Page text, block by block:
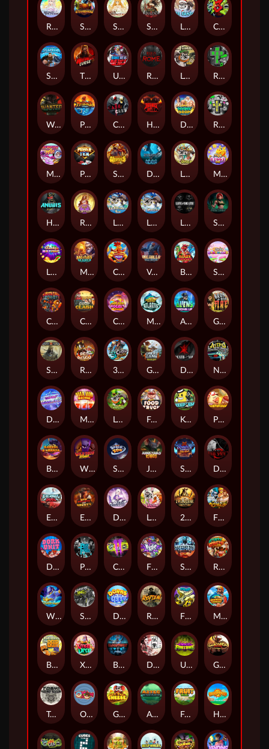
RAINBOW PRINCESS STEAMRUNNERS SUN PRINCESS SPEAR OF ATHENA LE SANTA CHAOS CREW 3
STORMBORN THE WILDWOOD CURSE Ultimate Slot of America Reign of Rome Le Bandit Rad Maxx
Wanted Dead or a Wild Phoenix Cash Crew Hounds Of Hell Divine Drop RIP City
Munchy Milo Power of 10 Strength Of Hercules Dynasty of Death Le Digger Magic Piggy OG
Hand of Anubis Rise of Fortuna LE FOOTBALL FAN LE HOOLIGAN Life and Death Shadow Treasure
Lucky Multifruit Merlin's Mania Chicken Man Valhalla: Wild Winter Blaze Buddies Sticky Candyland
Crystal Robot Coop Clash Chocolate Rocket Marlin Masters Atlantis Aliens Among Us Grug Make Fire
Sand and Ashes Red Rascal™ 3 Cursed Chests™ Great Game Rockies Death Becomes You Nitro Nights
Dandy Diamonds Max Win Machine Le Prechaun Fred's Food Truck Keep 'em Piggy Cluster Hunt
Barrel Bonanza Wild Dojo Strike Space Zoo Junkyard Kings Shadow Strike Dark Spiral
Eternal Duel EPIC BULLETS & BOUNTY Dusk Princess Le Bunny 2 Wild 2 Die Fist Of Destruction
Dork Unit Pray for Three Chaos Crew 2 Fighter Pit Stormforged Rusty & Curly
Wishbringer Slayers Inc Dorks of The Deep Rotten FRKN Bananas Marlin Master
Benny The Beer Xmas Drop Bloodthirst Densho Undead Fortune Gladiator Legends
Toshi Video Club OmNom Get The Cheese Aztec Twist Fruit Duel Hop'n'Pop